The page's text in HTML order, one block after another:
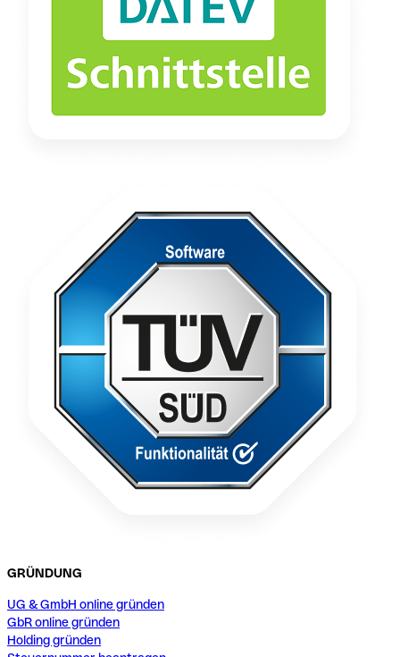
GRÜNDUNG
UG & GmbH online gründen
GbR online gründen
Holding gründen